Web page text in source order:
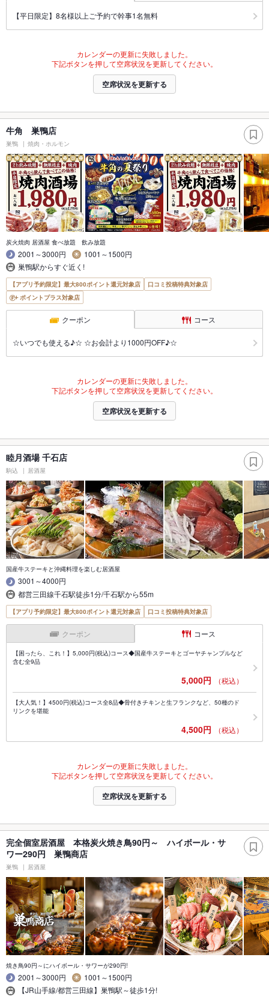
【平日限定】8名様以上ご予約で幹事1名無料
カレンダーの更新に失敗しました。
下記ボタンを押して空席状況を更新してください。
空席状況を更新する
牛角 巣鴨店
巣鴨 焼肉・ホルモン
炭火焼肉 居酒屋 食べ放題 飲み放題
2001～3000円
1001～1500円
巣鴨駅からすぐ近く!
【アプリ予約限定】最大800ポイント還元対象店
口コミ投稿特典対象店
ポイントプラス対象店
クーポン コース
☆いつでも使える♪☆ ☆お会計より1000円OFF♪☆
カレンダーの更新に失敗しました。
下記ボタンを押して空席状況を更新してください。
空席状況を更新する
睦月酒場 千石店
駒込 居酒屋
国産牛ステーキと沖縄料理を楽しむ居酒屋
3001～4000円
都営三田線千石駅徒歩1分/千石駅から55m
【アプリ予約限定】最大800ポイント還元対象店 口コミ投稿特典対象店
クーポン コース
【困ったら、これ！】5,000円(税込)コース◆国産牛ステーキとゴーヤチャンプルなど
含む全9品
5,000円 （税込）
【大人気！】4500円(税込)コース全8品◆骨付きチキンと生フランクなど、50種のド
リンクを堪能
4,500円 （税込）
カレンダーの更新に失敗しました。
下記ボタンを押して空席状況を更新してください。
空席状況を更新する
完全個室居酒屋 本格炭火焼き鳥90円～ ハイボール・サ
ワー290円 巣鴨商店
巣鴨 居酒屋
焼き鳥90円～にハイボール・サワーが290円!
2001～3000円
1001～1500円
【JR山手線/都営三田線】巣鴨駅～徒歩1分!